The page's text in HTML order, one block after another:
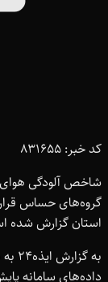
کد خبر: 831655
گروه‌های حساس قرار
استان گزارش شده
به